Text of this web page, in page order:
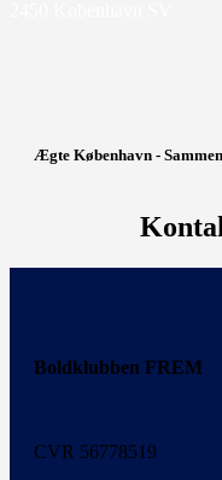
Ægte København -
Boldklubben FREM
CVR 56778519